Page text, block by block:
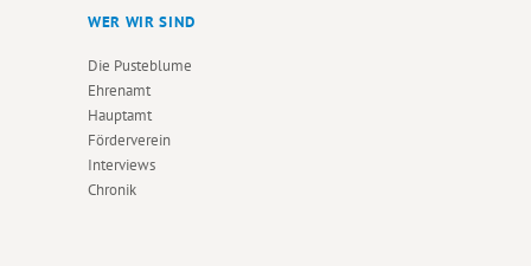
WER WIR SIND
Die Pusteblume
Ehrenamt
Hauptamt
Förderverein
Interviews
Chronik